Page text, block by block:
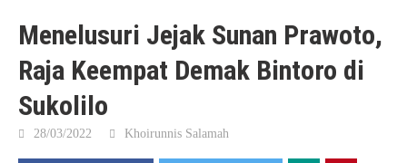
Menelusuri Jejak Sunan Prawoto,
Raja Keempat Demak Bintoro di
Sukolilo
28/03/2022 Khoirunnis Salamah